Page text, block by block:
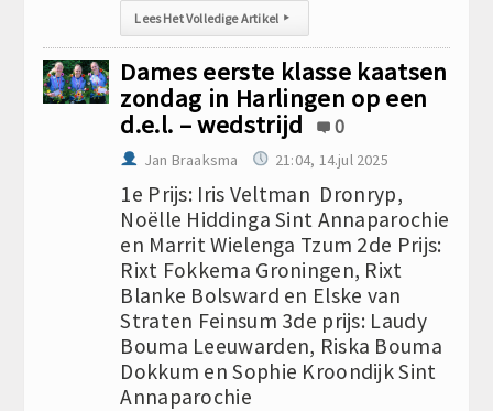
Lees Het Volledige Artikel ▸
Dames eerste klasse kaatsen
zondag in Harlingen op een
d.e.l. – wedstrijd
0
Jan Braaksma 21:04, 14.jul 2025
1e Prijs: Iris Veltman Dronryp,
Noëlle Hiddinga Sint Annaparochie
en Marrit Wielenga Tzum 2de Prijs:
Rixt Fokkema Groningen, Rixt
Blanke Bolsward en Elske van
Straten Feinsum 3de prijs: Laudy
Bouma Leeuwarden, Riska Bouma
Dokkum en Sophie Kroondijk Sint
Annaparochie